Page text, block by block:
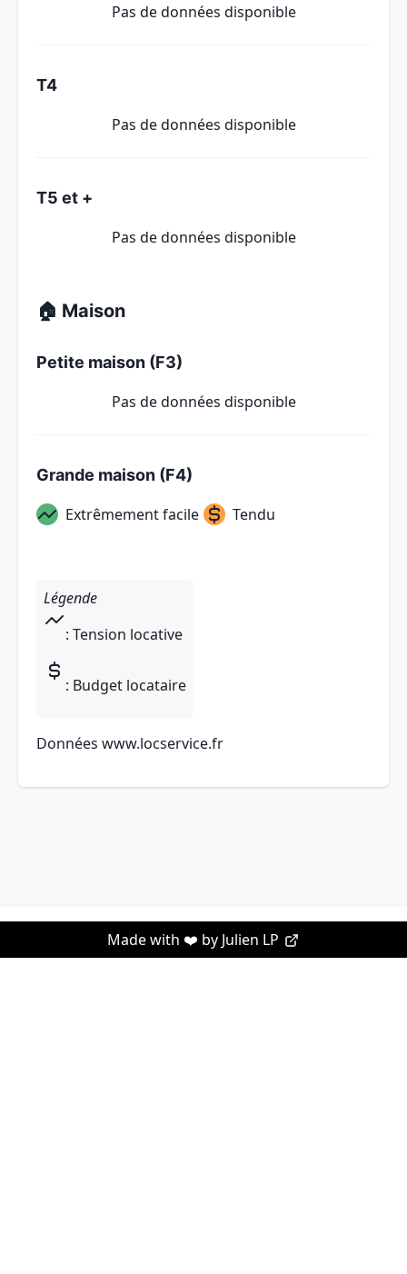
Pas de données disponible
T4
Pas de données disponible
T5 et +
Pas de données disponible
🏠 Maison
Petite maison (F3)
Pas de données disponible
Grande maison (F4)
Extrêmement facile Tendu
Légende
: Tension locative
: Budget locataire
Données www.locservice.fr
Made with ❤️ by Julien LP